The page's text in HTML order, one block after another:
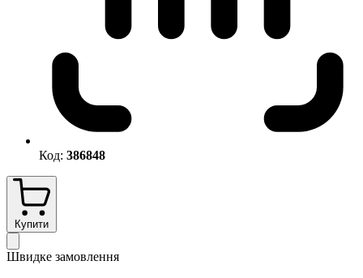
Код: 386848
Купити
Швидке замовлення